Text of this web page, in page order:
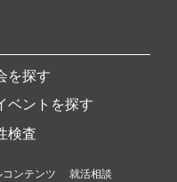
を探す
ベントを探す
検査
ンテンツ
就活相談